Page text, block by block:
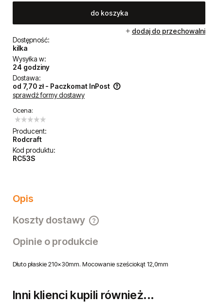
do koszyka
dodaj do przechowalni
Dostępność:
kilka
Wysyłka w:
24 godziny
Dostawa:
od 7,70 zł - Paczkomat InPost
Cena nie zawiera ewentualnych kosztów płatności
sprawdź formy dostawy
Ocena:
Producent:
Rodcraft
Kod produktu:
RC53S
Opis
Koszty dostawy
Cena nie zawiera ewentualnych kosztów płatności
Opinie o produkcie
Dłuto płaskie 210x30mm. Mocowanie sześciokąt 12,0mm
Inni klienci kupili również...